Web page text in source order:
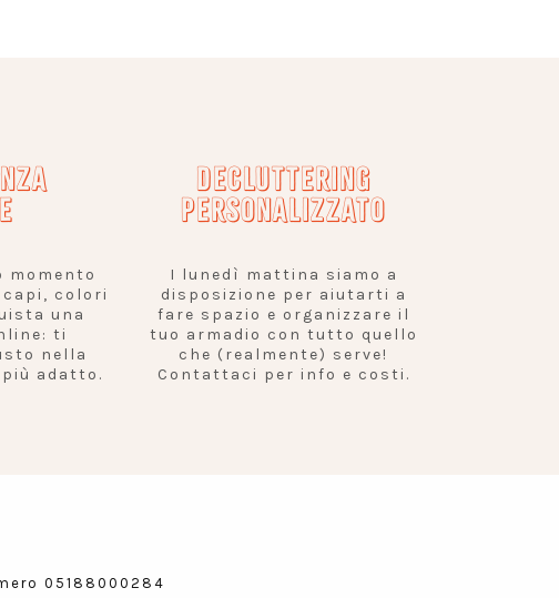
momento
capi, colori
una
ti
nella
adatto.
DECLUTTERING
PERSONALIZZATO
I lunedì mattina siamo a
disposizione per aiutarti a
fare spazio e organizzare il
tuo armadio con tutto quello
che (realmente) serve!
Contattaci per info e costi.
05188000284